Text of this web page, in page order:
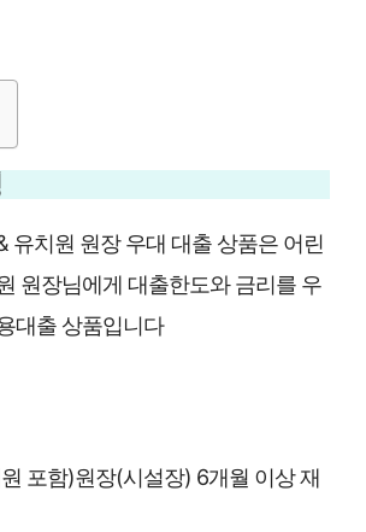
유치원 원장 우대 대출 상품은 어린
원장님에게 대출한도와 금리를 우
대출 상품입니다
포함)원장(시설장) 6개월 이상 재